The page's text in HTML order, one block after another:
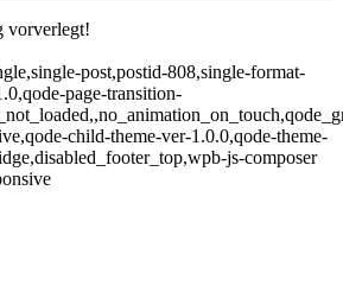
vorverlegt!
post,postid-808,single-format-
page-transition-
child-theme-ver-1.0.0,qode-theme-
js-composer